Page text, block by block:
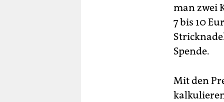
man zwei
7 bis 10
Spende.
Mit den